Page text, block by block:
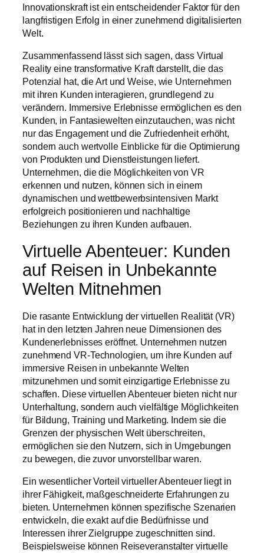
Innovationskraft ist ein entscheidender Faktor für den
langfristigen Erfolg in einer zunehmend digitalisierten
Welt.
Zusammenfassend lässt sich sagen, dass Virtual
Reality eine transformative Kraft darstellt, die das
Potenzial hat, die Art und Weise, wie Unternehmen
mit ihren Kunden interagieren, grundlegend zu
verändern. Immersive Erlebnisse ermöglichen es den
Kunden, in Fantasiewelten einzutauchen, was nicht
nur das Engagement und die Zufriedenheit erhöht,
sondern auch wertvolle Einblicke für die Optimierung
von Produkten und Dienstleistungen liefert.
Unternehmen, die die Möglichkeiten von VR
erkennen und nutzen, können sich in einem
dynamischen und wettbewerbsintensiven Markt
erfolgreich positionieren und nachhaltige
Beziehungen zu ihren Kunden aufbauen.
Virtuelle Abenteuer: Kunden
auf Reisen in Unbekannte
Welten Mitnehmen
Die rasante Entwicklung der virtuellen Realität (VR)
hat in den letzten Jahren neue Dimensionen des
Kundenerlebnisses eröffnet. Unternehmen nutzen
zunehmend VR-Technologien, um ihre Kunden auf
immersive Reisen in unbekannte Welten
mitzunehmen und somit einzigartige Erlebnisse zu
schaffen. Diese virtuellen Abenteuer bieten nicht nur
Unterhaltung, sondern auch vielfältige Möglichkeiten
für Bildung, Training und Marketing. Indem sie die
Grenzen der physischen Welt überschreiten,
ermöglichen sie den Nutzern, sich in Umgebungen
zu bewegen, die zuvor unvorstellbar waren.
Ein wesentlicher Vorteil virtueller Abenteuer liegt in
ihrer Fähigkeit, maßgeschneiderte Erfahrungen zu
bieten. Unternehmen können spezifische Szenarien
entwickeln, die exakt auf die Bedürfnisse und
Interessen ihrer Zielgruppe zugeschnitten sind.
Beispielsweise können Reiseveranstalter virtuelle